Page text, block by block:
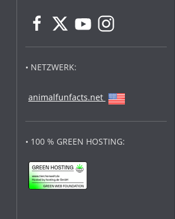
• NETZWERK:
animalfunfacts.net
• 100 % GREEN HOSTING: